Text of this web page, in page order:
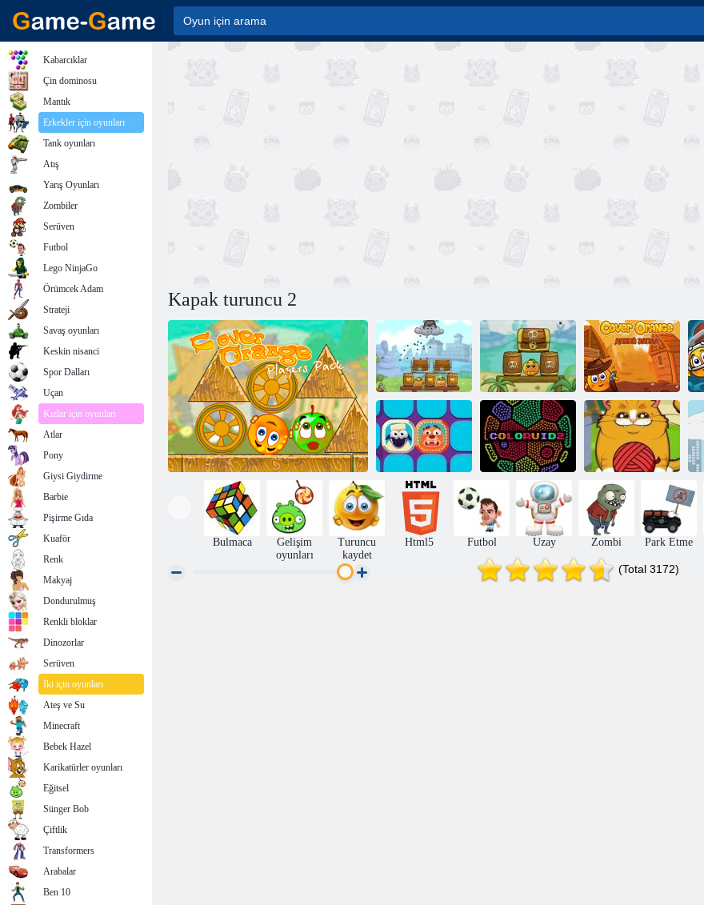
Kapak turuncu 2
Kapak Orange:
Yolculuk
Şövalyeleri
Turuncu örtün.
Yolculuk.
Korsanlar
Kapak Turuncu
Vahşi Batı
Kapalı kutu Coloruid 2 Oynak kedicik
Bulmaca
Gelişim
oyunları
Turuncu
kaydet
Html5 Futbol Uzay Zombi Park Etme
(Total 3172)
Kabarcıklar
Çin dominosu
Mantık
Erkekler için oyunları
Tank oyunları
Atış
Yarış Oyunları
Zombiler
Serüven
Futbol
Lego NinjaGo
Örümcek Adam
Strateji
Savaş oyunları
Keskin nisanci
Spor Dalları
Uçan
Kızlar için oyunları
Atlar
Pony
Giysi Giydirme
Barbie
Pişirme Gıda
Kuaför
Renk
Makyaj
Dondurulmuş
Renkli bloklar
Dinozorlar
Serüven
İki için oyunları
Ateş ve Su
Minecraft
Bebek Hazel
Karikatürler oyunları
Eğitsel
Sünger Bob
Çiftlik
Transformers
Arabalar
Ben 10